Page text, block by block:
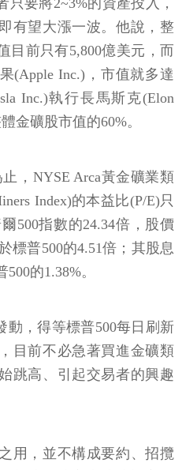
只要將2~3%的資產投入，
有望大漲一波。他說，整
目前只有5,800億美元，而
(Apple Inc.)，市值就多達
Inc.)執行長馬斯克(Elon
金礦股市值的60%。
，NYSE Arca黃金礦業類
Index)的本益比(P/E)只
500指數的24.34倍，股價
標普500的4.51倍；其股息
的1.38%。
動，得等標普500每日刷新
目前不必急著買進金礦類
跳高、引起交易者的興趣
用，並不構成要約、招攬